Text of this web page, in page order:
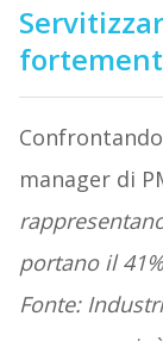
manager di
portano il
Fonte: